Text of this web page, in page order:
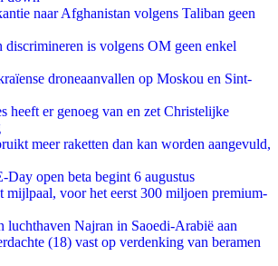
naar Afghanistan volgens Taliban geen
discrimineren is volgens OM geen enkel
droneaanvallen op Moskou en Sint-
heeft er genoeg van en zet Christelijke
meer raketten dan kan worden aangevuld,
Day open beta begint 6 augustus
mijlpaal, voor het eerst 300 miljoen premium-
luchthaven Najran in Saoedi-Arabië aan
(18) vast op verdenking van beramen